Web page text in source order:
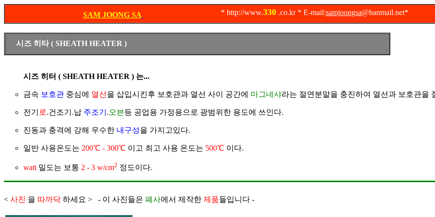
SAM JOONG SA * http://www.330.co.kr * E-mail:samjoongsa@hanmail.net*
시즈 히타 ( SHEATH HEATER )
시즈 히터 ( SHEATH HEATER ) 는...
금속 보호관 중심에 열선 을 삽입시킨후 보호관과 열선 사이 공간에 마그네샤라는 절연분말을 충진하여 열선과 보호관을
전기 로.건조기.납 주조기 .오븐등 공업용 가정용으로 광범위한 용도에 쓰인다.
진동과 충격에 강해 우수한 내구성을 가지고있다.
일반 사용온도는 200℃ - 300℃ 이고 최고 사용 온도는 500℃ 이다.
watt 밀도는 보통 2 - 3 w/cm2 정도이다.
< 사진 을 따까닥 하세요 > - 이 사진들은 폐사에서 제작한 제품들입니다 -